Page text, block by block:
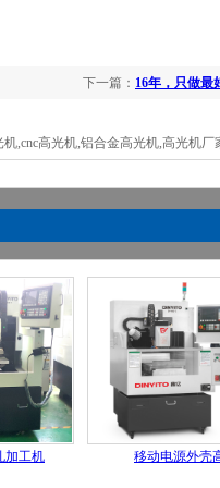
下一篇： 16年，只做
,cnc高光机,铝合金高光机,高光机厂
加工机 移动电源外壳